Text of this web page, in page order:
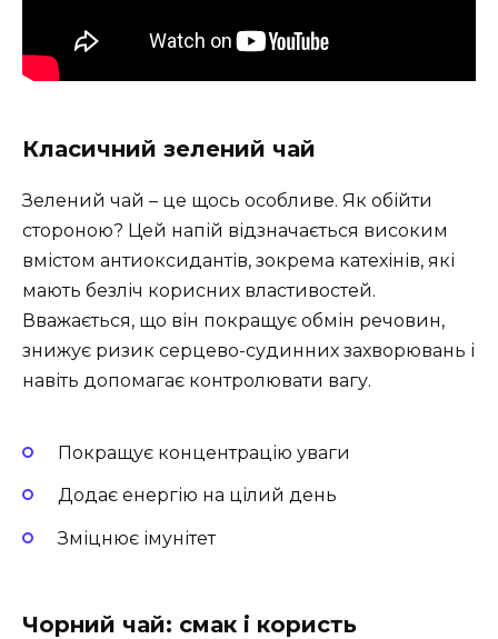
Класичний зелений чай
Зелений чай – це щось особливе. Як обійти
стороною? Цей напій відзначається високим
вмістом антиоксидантів, зокрема катехінів, які
мають безліч корисних властивостей.
Вважається, що він покращує обмін речовин,
знижує ризик серцево-судинних захворювань і
навіть допомагає контролювати вагу.
Покращує концентрацію уваги
Додає енергію на цілий день
Зміцнює імунітет
Чорний чай: смак і користь